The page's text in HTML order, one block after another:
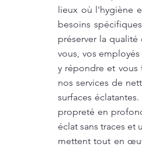
lieux où l'hygiène
besoins
préserver la
vous, vos
y répondre et vous
nos services de
surfaces
propreté en
éclat sans traces et
mettent tout en